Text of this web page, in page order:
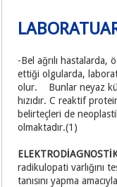
-Bel ağrılı hastalarda,
ettiği olgularda,
olur. Bunlar neyaz
hızıdır. C reaktif
belirteçleri de neoplastik
olmaktadır.(1)
radikulopati varlığını
tanısını yapma